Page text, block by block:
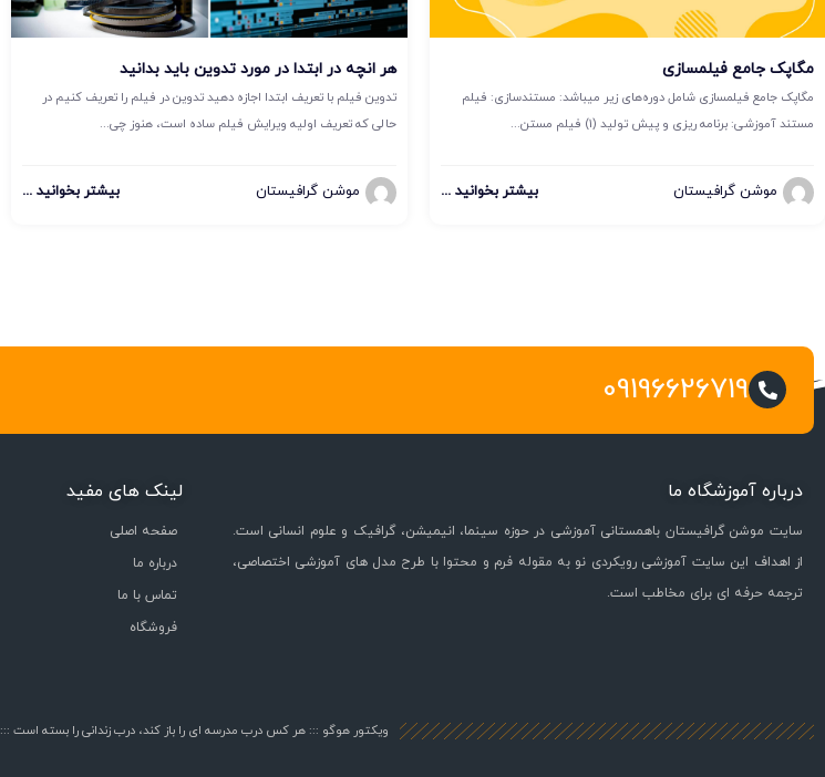
مگاپک جامع فیلمسازی
مگاپک جامع فیلمسازی شامل دوره‌های زیر میباشد: مستندسازی: فیلم
مستند آموزشی: برنامه ریزی و پیش تولید (1) فیلم مستن...
موشن گرافیستان بیشتر بخوانید ...
هر انچه در ابتدا در مورد تدوین باید بدانید
تدوین فیلم با تعریف ابتدا اجازه دهید تدوین در فیلم را تعریف کنیم در
حالی که تعریف اولیه ویرایش فیلم ساده است، هنوز چی...
موشن گرافیستان بیشتر بخوانید ...
09196626719
درباره آموزشگاه ما
سایت موشن گرافیستان باهمستانی آموزشی در حوزه سینما، انیمیشن، گرافیک و علوم انسانی است.
از اهداف این سایت آموزشی رویکردی نو به مقوله فرم و محتوا با طرح مدل های آموزشی اختصاصی،
ترجمه حرفه ای برای مخاطب است.
لینک های مفید
صفحه اصلی
درباره ما
تماس با ما
فروشگاه
ویکتور هوگو ::: هر کس درب مدرسه ای را باز کند، درب زندانی را بسته است :::